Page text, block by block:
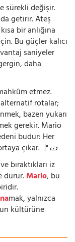
sürekli değişir.
getirir. Ateş
bir anlığına
Bu güçler kalıcı
saniyeler
daha
etmez.
rotalar;
bazen yukarı
gerekir. Mario
budur: Her
çıkar. 🚩🧱
bıraktıkları iz
durur.Mario, bu
mak, yalnızca
kültürüne